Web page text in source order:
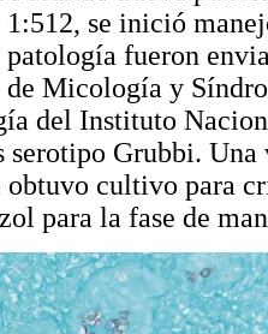
se inició
patología fueron
Micología y
del Instituto
serotipo Grubbi.
obtuvo cultivo para
para la fase de